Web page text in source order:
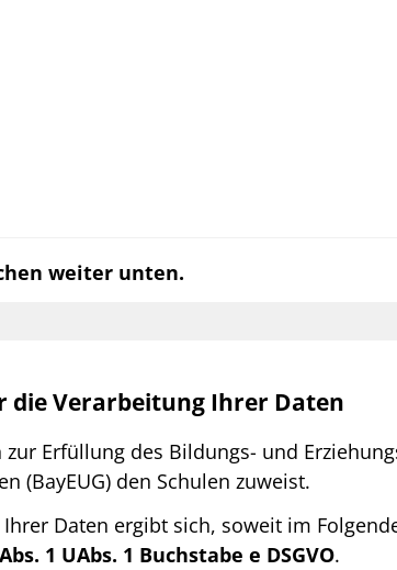
weiter unten.
die Verarbeitung Ihrer Daten
Erfüllung des Bildungs- und
(BayEUG) den Schulen zuweist.
Daten ergibt sich, soweit im
1 UAbs. 1 Buchstabe e DSGVO.